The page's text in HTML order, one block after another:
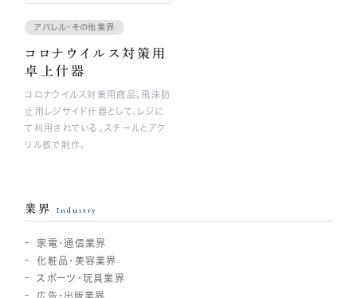
アパレル・その他業界
コロナウイルス対策用
卓上什器
コロナウイルス対策用商品。飛沫防
止用レジサイド什器として、レジに
て利用されている。スチールとアク
リル板で制作。
業界 Industry
家電・通信業界
化粧品・美容業界
スポーツ・玩具業界
広告・出版業界